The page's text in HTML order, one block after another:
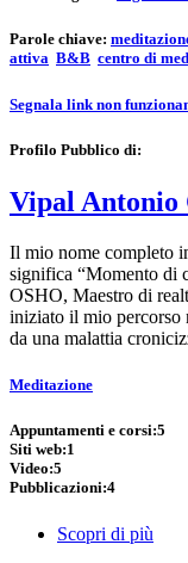
Parole chiave:
attiva B&B centro di
Segnala link non
Profilo Pubblico di:
Vipal Antonio
Il mio nome completo
significa “Momento di
OSHO, Maestro di
iniziato il mio percorso
da una malattia
Meditazione
Appuntamenti e corsi:5
Siti web:1
Video:5
Pubblicazioni:4
Scopri di più